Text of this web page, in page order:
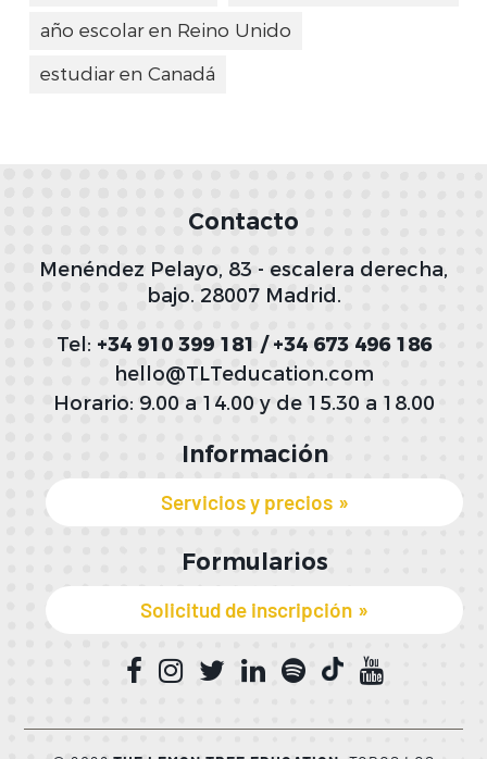
año escolar en Reino Unido
estudiar en Canadá
Contacto
Menéndez Pelayo, 83 - escalera derecha,
bajo. 28007 Madrid.
Tel: +34 910 399 181 / +34 673 496 186
hello@TLTeducation.com
Horario: 9.00 a 14.00 y de 15.30 a 18.00
Información
Servicios y precios
Formularios
Solicitud de inscripción